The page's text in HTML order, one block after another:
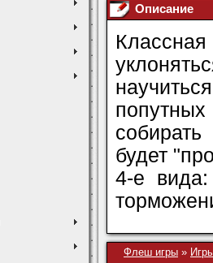
Описание
будет
4-е
Флеш игры »